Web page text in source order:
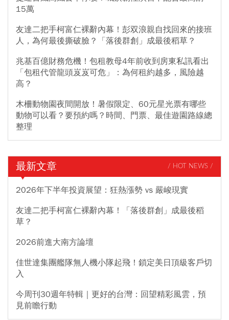
15萬
友達二把手柯富仁裸辭內幕！彭双浪親自找回來的接班
人，為何最後撕破臉？「落後群創」成最後稻草？
兆基百億財務危機！包租教母4年前收到房東私訊看出
「包租代管龍頭岌岌可危」：為何租約越多，風險越
高？
木柵動物園夜間開放！暑假限定、60元星光票有哪些
動物可以看？要預約嗎？時間、門票、最佳遊園路線總
整理
最新文章 / HOT NEWS /
2026年下半年投資展望：狂熱漲勢 vs 嚴峻現實
友達二把手柯富仁裸辭內幕！「落後群創」成最後稻
草？
2026前進大南方論壇
佳世達集團艦隊無人機小隊起飛！鎖定美日頂級客戶切
入
今周刊30週年特輯｜更好的台灣：回望精彩風雲，預
見前瞻行動